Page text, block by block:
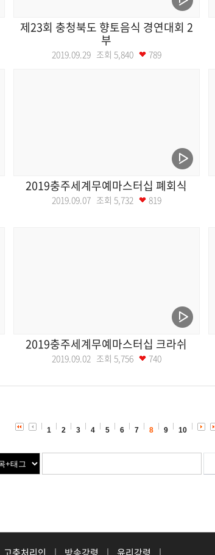
제23회 충청북도 향토음식 경연대회 2
부
2019.09.29 조회 5,840 789
2019충주세계무예마스터십 폐회식
2019.09.07 조회 5,732 819
2019충주세계무예마스터십 크라쉬
2019.09.02 조회 5,756 740
1 2 3 4 5 6 7 8 9 10